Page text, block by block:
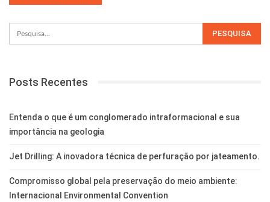
Posts Recentes
Entenda o que é um conglomerado intraformacional e sua
importância na geologia
Jet Drilling: A inovadora técnica de perfuração por jateamento.
Compromisso global pela preservação do meio ambiente:
Internacional Environmental Convention